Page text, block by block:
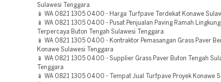
Sulawesi Tenggara
📱 WA 0821 1305 0400 - Harga Turfpave Terdekat Konawe
📱 WA 0821 1305 0400 - Pusat Penjualan Paving Ramah
Terpercaya Buton Tengah Sulawesi Tenggara
📱 WA 0821 1305 0400 - Kontraktor Pemasangan Grass Paver
Konawe Sulawesi Tenggara
📱 WA 0821 1305 0400 - Supplier Grass Paver Buton Tengah
Tenggara
📱 WA 0821 1305 0400 - Tempat Jual Turfpave Proyek Konawe